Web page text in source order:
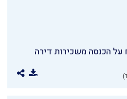
הכנסה משכירות דירה